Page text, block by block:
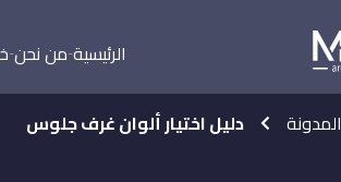
الرئيسية من نحن
المدونة دليل اختيار ألوان غرف جلوس